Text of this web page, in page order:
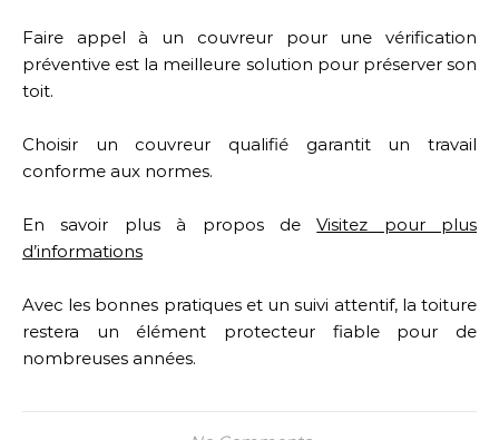
Faire appel à un couvreur pour une vérification
préventive est la meilleure solution pour préserver son
toit.
Choisir un couvreur qualifié garantit un travail
conforme aux normes.
En savoir plus à propos deVisitez pour plus
d’informations
Avec les bonnes pratiques et un suivi attentif, la toiture
restera un élément protecteur fiable pour de
nombreuses années.